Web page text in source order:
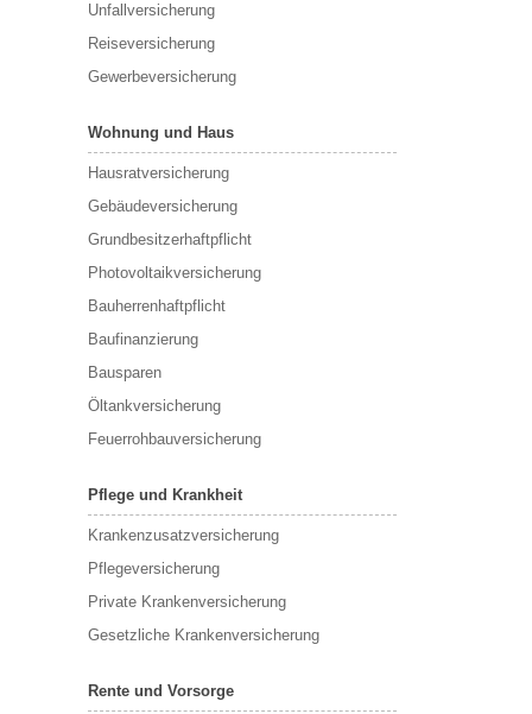
Unfallversicherung
Reiseversicherung
Gewerbeversicherung
Wohnung und Haus
Hausratversicherung
Gebäudeversicherung
Grundbesitzerhaftpflicht
Photovoltaikversicherung
Bauherrenhaftpflicht
Baufinanzierung
Bausparen
Öltankversicherung
Feuerrohbauversicherung
Pflege und Krankheit
Krankenzusatzversicherung
Pflegeversicherung
Private Krankenversicherung
Gesetzliche Krankenversicherung
Rente und Vorsorge